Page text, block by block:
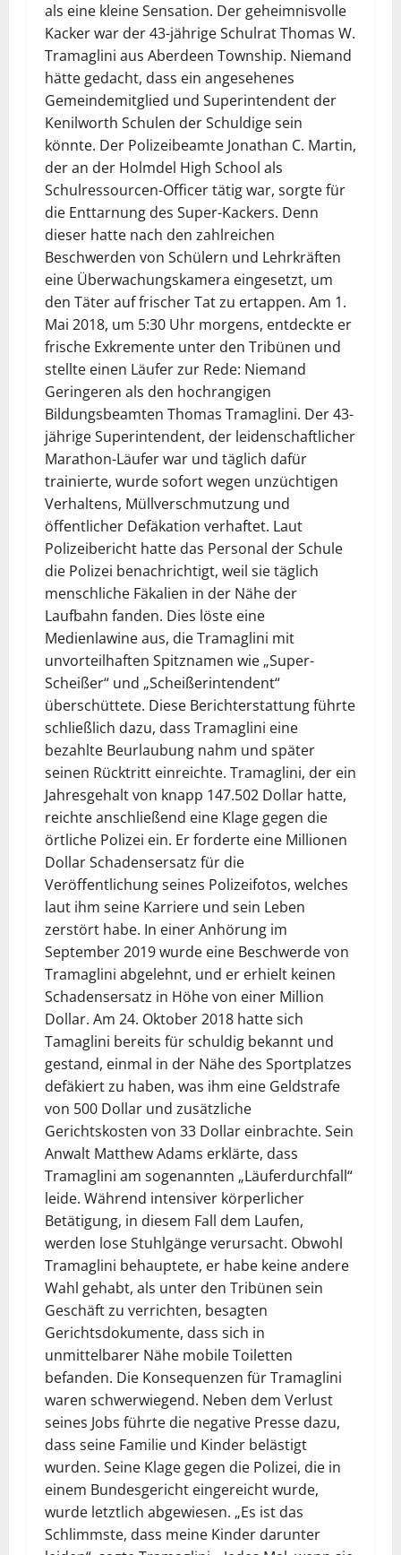
als eine kleine Sensation. Der geheimnisvolle
Kacker war der 43-jährige Schulrat Thomas W.
Tramaglini aus Aberdeen Township. Niemand
hätte gedacht, dass ein angesehenes
Gemeindemitglied und Superintendent der
Kenilworth Schulen der Schuldige sein
könnte. Der Polizeibeamte Jonathan C. Martin,
der an der Holmdel High School als
Schulressourcen-Officer tätig war, sorgte für
die Enttarnung des Super-Kackers. Denn
dieser hatte nach den zahlreichen
Beschwerden von Schülern und Lehrkräften
eine Überwachungskamera eingesetzt, um
den Täter auf frischer Tat zu ertappen. Am 1.
Mai 2018, um 5:30 Uhr morgens, entdeckte er
frische Exkremente unter den Tribünen und
stellte einen Läufer zur Rede: Niemand
Geringeren als den hochrangigen
Bildungsbeamten Thomas Tramaglini. Der 43-
jährige Superintendent, der leidenschaftlicher
Marathon-Läufer war und täglich dafür
trainierte, wurde sofort wegen unzüchtigen
Verhaltens, Müllverschmutzung und
öffentlicher Defäkation verhaftet. Laut
Polizeibericht hatte das Personal der Schule
die Polizei benachrichtigt, weil sie täglich
menschliche Fäkalien in der Nähe der
Laufbahn fanden. Dies löste eine
Medienlawine aus, die Tramaglini mit
unvorteilhaften Spitznamen wie „Super-
Scheißer“ und „Scheißerintendent“
überschüttete. Diese Berichterstattung führte
schließlich dazu, dass Tramaglini eine
bezahlte Beurlaubung nahm und später
seinen Rücktritt einreichte. Tramaglini, der ein
Jahresgehalt von knapp 147.502 Dollar hatte,
reichte anschließend eine Klage gegen die
örtliche Polizei ein. Er forderte eine Millionen
Dollar Schadensersatz für die
Veröffentlichung seines Polizeifotos, welches
laut ihm seine Karriere und sein Leben
zerstört habe. In einer Anhörung im
September 2019 wurde eine Beschwerde von
Tramaglini abgelehnt, und er erhielt keinen
Schadensersatz in Höhe von einer Million
Dollar. Am 24. Oktober 2018 hatte sich
Tamaglini bereits für schuldig bekannt und
gestand, einmal in der Nähe des Sportplatzes
defäkiert zu haben, was ihm eine Geldstrafe
von 500 Dollar und zusätzliche
Gerichtskosten von 33 Dollar einbrachte. Sein
Anwalt Matthew Adams erklärte, dass
Tramaglini am sogenannten „Läuferdurchfall“
leide. Während intensiver körperlicher
Betätigung, in diesem Fall dem Laufen,
werden lose Stuhlgänge verursacht. Obwohl
Tramaglini behauptete, er habe keine andere
Wahl gehabt, als unter den Tribünen sein
Geschäft zu verrichten, besagten
Gerichtsdokumente, dass sich in
unmittelbarer Nähe mobile Toiletten
befanden. Die Konsequenzen für Tramaglini
waren schwerwiegend. Neben dem Verlust
seines Jobs führte die negative Presse dazu,
dass seine Familie und Kinder belästigt
wurden. Seine Klage gegen die Polizei, die in
einem Bundesgericht eingereicht wurde,
wurde letztlich abgewiesen. „Es ist das
Schlimmste, dass meine Kinder darunter